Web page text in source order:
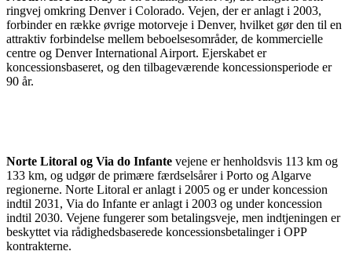
ringvej omkring Denver i Colorado. Vejen, der er anlagt i 2003,
forbinder en række øvrige motorveje i Denver, hvilket gør den til en
attraktiv forbindelse mellem beboelsesområder, de kommercielle
centre og Denver International Airport. Ejerskabet er
koncessionsbaseret, og den tilbageværende koncessionsperiode er
90 år.
Norte Litoral og Via do Infante vejene er henholdsvis 113 km og
133 km, og udgør de primære færdselsårer i Porto og Algarve
regionerne. Norte Litoral er anlagt i 2005 og er under koncession
indtil 2031, Via do Infante er anlagt i 2003 og under koncession
indtil 2030. Vejene fungerer som betalingsveje, men indtjeningen er
beskyttet via rådighedsbaserede koncessionsbetalinger i OPP
kontrakterne.